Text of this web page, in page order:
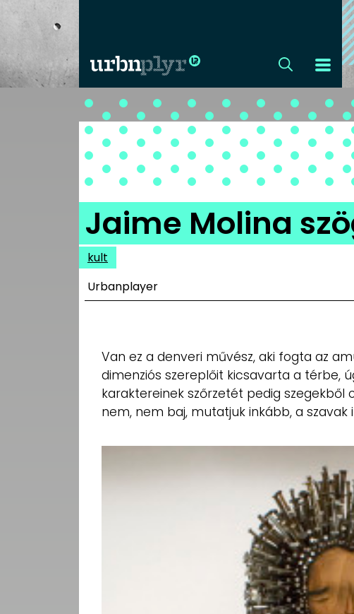
CÍMLAP
DIZÁJN
DIVAT
HIP
ZENE
MÉDIAAJÁNLAT
IMPRESSZUM
PR-ARCHÍVUM
TÁJÉKOZTATÓ
Jaime Molina
kult
Urbanplayer
Van ez a denveri művész, aki fogta az
dimenziós szereplőit kicsavarta a térbe,
karaktereinek szőrzetét pedig szegekből
nem, nem baj, mutatjuk inkább, a